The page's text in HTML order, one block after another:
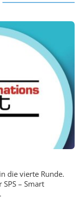
die vierte Runde.
– Smart